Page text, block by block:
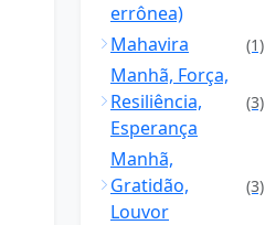
errônea)
Mahavira (1)
Manhã, Força,
Resiliência,
Esperança
(3)
Manhã,
Gratidão,
Louvor
(3)